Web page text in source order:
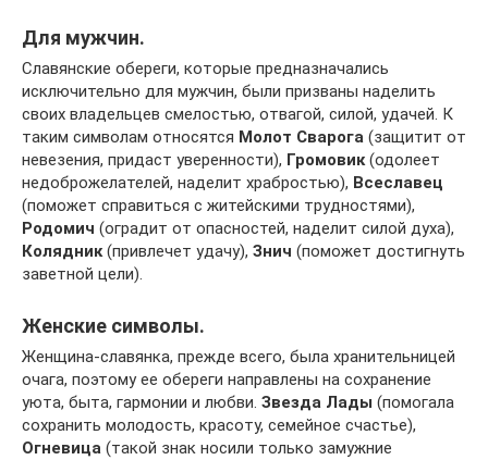
Для мужчин.
Славянские обереги, которые предназначались
исключительно для мужчин, были призваны наделить
своих владельцев смелостью, отвагой, силой, удачей. К
таким символам относятся Молот Сварога (защитит от
невезения, придаст уверенности), Громовик(одолеет
недоброжелателей, наделит храбростью), Всеславец
(поможет справиться с житейскими трудностями),
Родомич (оградит от опасностей, наделит силой духа),
Колядник(привлечет удачу), Знич (поможет достигнуть
заветной цели).
Женские символы.
Женщина-славянка, прежде всего, была хранительницей
очага, поэтому ее обереги направлены на сохранение
уюта, быта, гармонии и любви. Звезда Лады (помогала
сохранить молодость, красоту, семейное счастье),
Огневица (такой знак носили только замужние